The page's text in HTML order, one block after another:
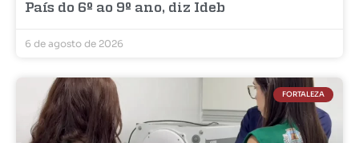
País do 6º ao 9º ano, diz Ideb
6 de agosto de 2026
FORTALEZA